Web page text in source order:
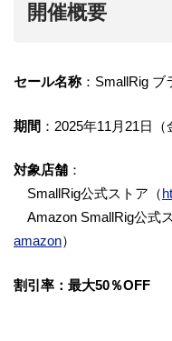
開催概要
セール名称：SmallRig ブ
期間 ：2025年11月21日（
対象店舗 ：
SmallRig公式ストア（
Amazon SmallRig公式
amazon）
割引率：最大50％OFF